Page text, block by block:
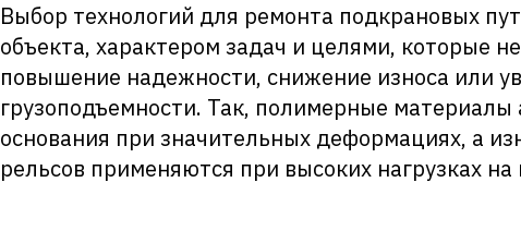
Выбор технологий для ремонта подкрановых
объекта, характером задач и целями, которые
повышение надежности, снижение износа или
грузоподъемности. Так, полимерные
основания при значительных деформациях, а
рельсов применяются при высоких нагрузках на